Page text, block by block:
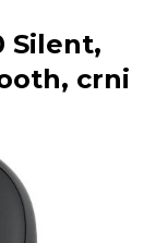
Silent,
crni